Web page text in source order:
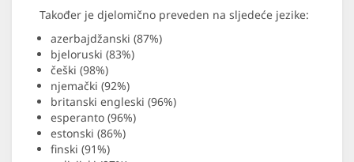
Također je djelomično preveden na sljedeće jezike:
azerbajdžanski (87%)
bjeloruski (83%)
češki (98%)
njemački (92%)
britanski engleski (96%)
esperanto (96%)
estonski (86%)
finski (91%)